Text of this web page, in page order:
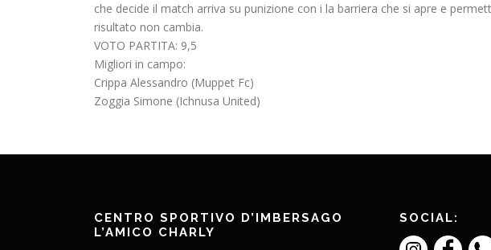
che decide il match arriva su punizione con i la barriera che si apre e
risultato non cambia.
VOTO PARTITA: 9,5
Migliori in campo:
Crippa Alessandro (Muppet Fc)
Zoggia Simone (Ichnusa United)
CENTRO SPORTIVO D’IMBERSAGO
L’AMICO CHARLY
SOCIAL: